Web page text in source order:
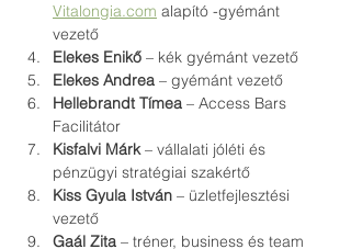
Vitalongia.com alapító -gyémánt
vezető
Elekes Enikő – kék gyémánt vezető
Elekes Andrea – gyémánt vezető
Hellebrandt Tímea – Access Bars
Facilitátor
Kisfalvi Márk – vállalati jóléti és
pénzügyi stratégiai szakértő
Kiss Gyula István – üzletfejlesztési
vezető
Gaál Zita – tréner, business és team